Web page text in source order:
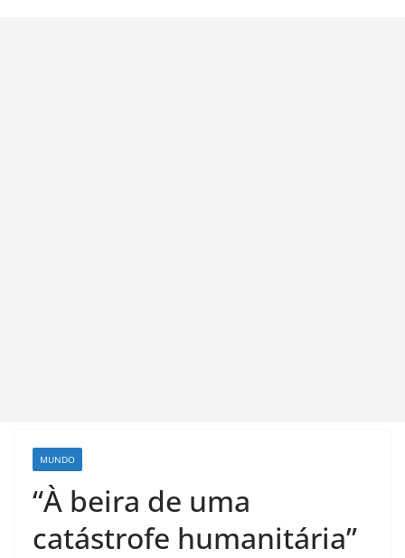
MUNDO
“À beira de uma
catástrofe humanitária”